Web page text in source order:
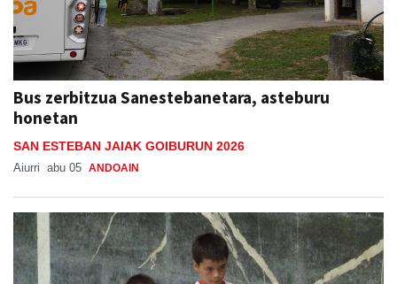
Bus zerbitzua Sanestebanetara, asteburu
honetan
SAN ESTEBAN JAIAK GOIBURUN 2026
Aiurri abu 05 ANDOAIN